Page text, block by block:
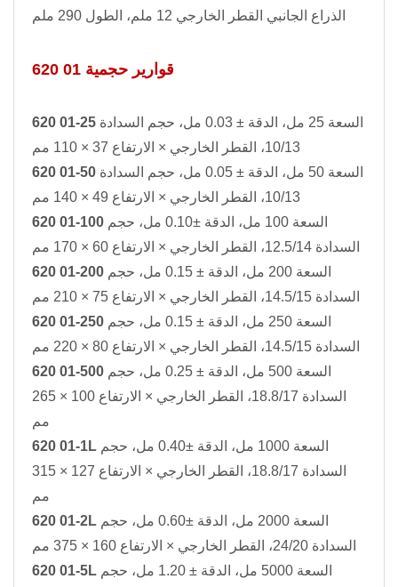
الذراع الجانبي القطر الخارجي 12 ملم، الطول 290 ملم
620 01 قوارير حجمية
620 01-25
10/13، القطر الخارجي × الارتفاع 37 × 110 مم
620 01-50
10/13، القطر الخارجي × الارتفاع 49 × 140 مم
620 01-100
السدادة 12.5/14، القطر الخارجي × الارتفاع 60 × 170 مم
620 01-200 السعة 200 مل، الدقة ± 0.15 مل، حجم
السدادة 14.5/15، القطر الخارجي × الارتفاع 75 × 210 مم
620 01-250
السدادة 14.5/15، القطر الخارجي × الارتفاع 80 × 220 مم
620 01-500
السدادة 18.8/17، القطر الخارجي × الارتفاع 100 × 265
مم
620 01-1L
السدادة 18.8/17، القطر الخارجي × الارتفاع 127 × 315
مم
620 01-2L
السدادة 24/20، القطر الخارجي × الارتفاع 160 × 375 مم
620 01-5L